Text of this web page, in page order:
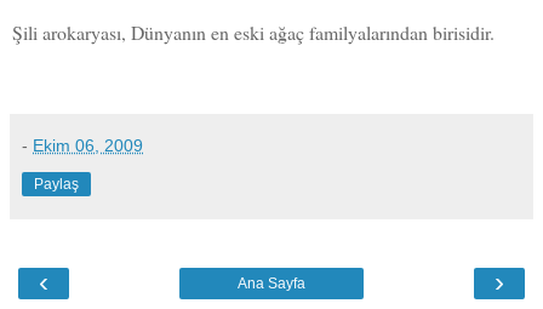
Şili arokaryası, Dünyanın en eski ağaç familyalarından birisidir.
- Ekim 06, 2009
Paylaş
‹ ›
Ana Sayfa